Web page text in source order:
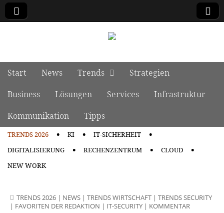
Main menu
Skip to content
Start News Trends
Strategien
Business
Lösungen Services
Infrastruktur
Kommunikation
Tipps
TRENDS 2026 KI
IT-SICHERHEIT
DIGITALISIERUNG
RECHENZENTRUM
CLOUD
NEW WORK
TRENDS 2026 | NEWS | TRENDS WIRTSCHAFT | TRENDS SECURITY
| FAVORITEN DER REDAKTION | IT-SECURITY | KOMMENTAR